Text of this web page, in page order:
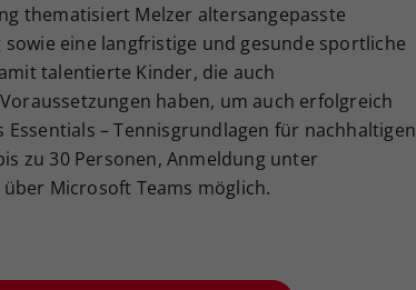
thematisiert Melzer altersangepasste
eine langfristige und gesunde sportliche
talentierte Kinder, die auch
haben, um auch erfolgreich
Essentials – Tennisgrundlagen für nachhaltigen
zu 30 Personen, Anmeldung unter
Microsoft Teams möglich.